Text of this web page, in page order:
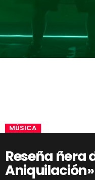
MÚSICA
Reseña ñera